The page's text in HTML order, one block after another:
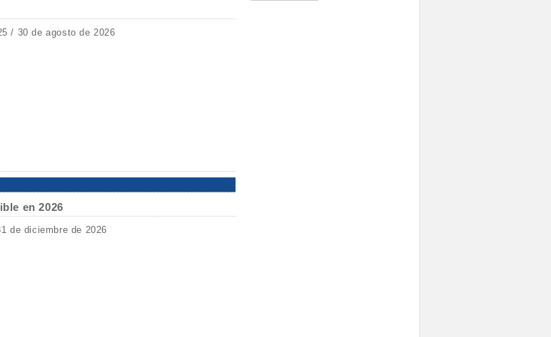
/ 30 de agosto de 2026
en 2026
de diciembre de 2026